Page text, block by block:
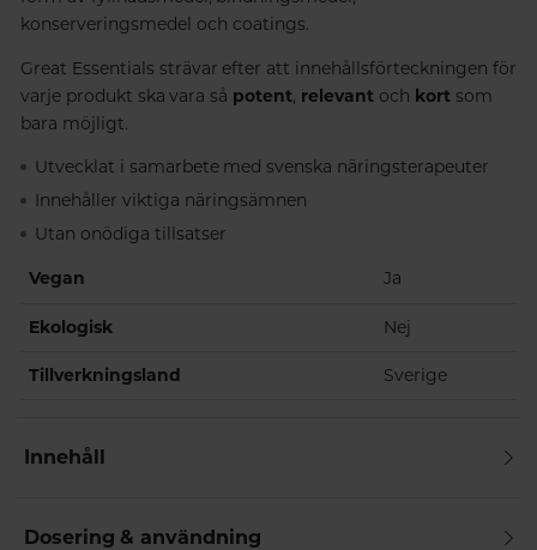
konserveringsmedel och coatings.
Great Essentials strävar efter att innehållsförteckningen för
varje produkt ska vara så potent, relevant och kort som
bara möjligt.
Utvecklat i samarbete med svenska näringsterapeuter
Innehåller viktiga näringsämnen
Utan onödiga tillsatser
Vegan Ja
Ekologisk Nej
Tillverkningsland Sverige
Innehåll
Dosering & användning